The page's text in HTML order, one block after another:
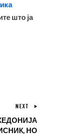
што ја
NEXT
НО